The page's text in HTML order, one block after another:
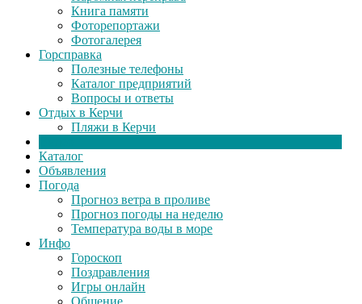
Книга памяти
Фоторепортажи
Фотогалерея
Горсправка
Полезные телефоны
Каталог предприятий
Вопросы и ответы
Отдых в Керчи
Пляжи в Керчи
Каталог
Объявления
Погода
Прогноз ветра в проливе
Прогноз погоды на неделю
Температура воды в море
Инфо
Гороскоп
Поздравления
Игры онлайн
Общение